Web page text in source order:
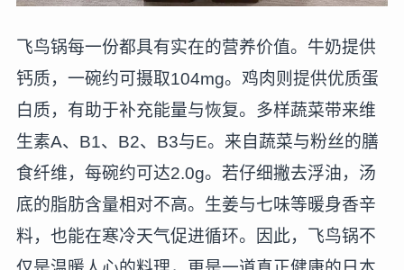
飞鸟锅每一份都具有实在的营养价值。牛奶提供
钙质，一碗约可摄取104mg。鸡肉则提供优质蛋
白质，有助于补充能量与恢复。多样蔬菜带来维
生素A、B1、B2、B3与E。来自蔬菜与粉丝的膳
食纤维，每碗约可达2.0g。若仔细撇去浮油，汤
底的脂肪含量相对不高。生姜与七味等暖身香辛
料，也能在寒冷天气促进循环。因此，飞鸟锅不